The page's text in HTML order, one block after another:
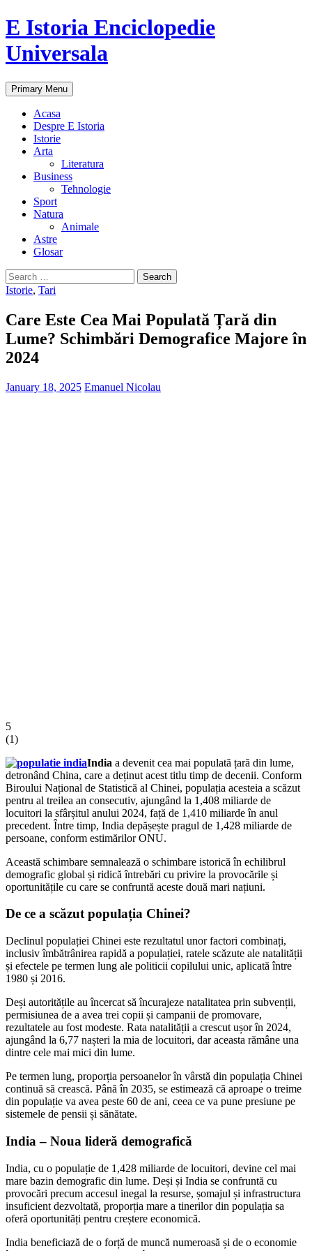
E Istoria Enciclopedie
Universala
Search
Primary Menu Skip
to
Acasa
Despre E Istoria
Istorie
Arta
Literatura
Business
Tehnologie
Sport
Natura
Animale
Astre
Glosar
Search
for:
Istorie, Tari
Care Este Cea Mai Populată Țară din
Lume? Schimbări Demografice Majore în
2024
January 18, 2025 Emanuel Nicolau
5
(1)
India a devenit cea mai populată țară din lume,
detronând China, care a deținut acest titlu timp de decenii. Conform
Biroului Național de Statistică al Chinei, populația acesteia a scăzut
pentru al treilea an consecutiv, ajungând la 1,408 miliarde de
locuitori la sfârșitul anului 2024, față de 1,410 miliarde în anul
precedent. Între timp, India depășește pragul de 1,428 miliarde de
persoane, conform estimărilor ONU.
Această schimbare semnalează o schimbare istorică în echilibrul
demografic global și ridică întrebări cu privire la provocările și
oportunitățile cu care se confruntă aceste două mari națiuni.
De ce a scăzut populația Chinei?
Declinul populației Chinei este rezultatul unor factori combinați,
inclusiv îmbătrânirea rapidă a populației, ratele scăzute ale natalității
și efectele pe termen lung ale politicii copilului unic, aplicată între
1980 și 2016.
Deși autoritățile au încercat să încurajeze natalitatea prin subvenții,
permisiunea de a avea trei copii și campanii de promovare,
rezultatele au fost modeste. Rata natalității a crescut ușor în 2024,
ajungând la 6,77 nașteri la mia de locuitori, dar aceasta rămâne una
dintre cele mai mici din lume.
Pe termen lung, proporția persoanelor în vârstă din populația Chinei
continuă să crească. Până în 2035, se estimează că aproape o treime
din populație va avea peste 60 de ani, ceea ce va pune presiune pe
sistemele de pensii și sănătate.
India – Noua lideră demografică
India, cu o populație de 1,428 miliarde de locuitori, devine cel mai
mare bazin demografic din lume. Deși și India se confruntă cu
provocări precum accesul inegal la resurse, șomajul și infrastructura
insuficient dezvoltată, proporția mare a tinerilor din populația sa
oferă oportunități pentru creștere economică.
India beneficiază de o forță de muncă numeroasă și de o economie